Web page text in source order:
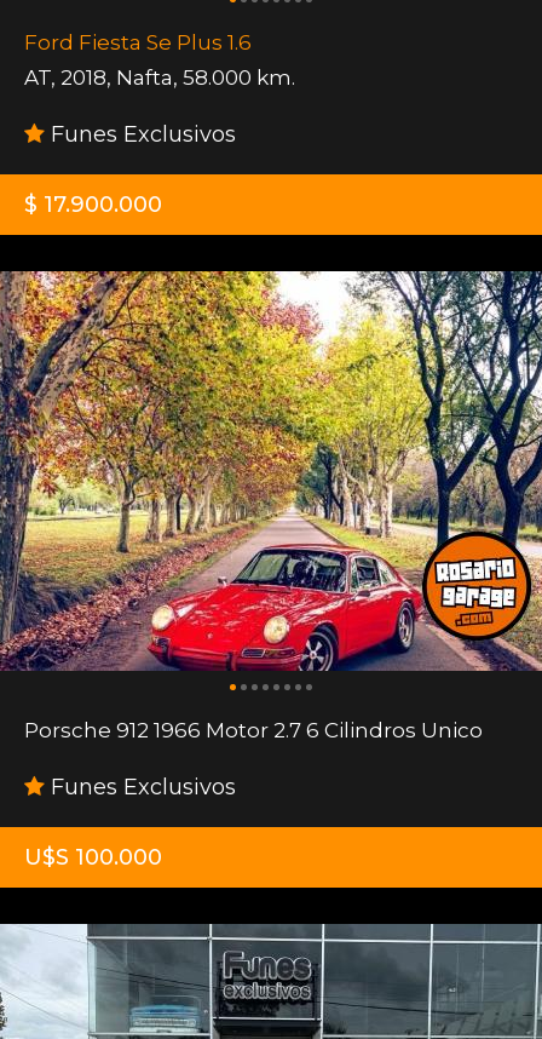
Ford Fiesta Se Plus 1.6
AT, 2018, Nafta, 58.000 km.
Funes Exclusivos
$ 17.900.000
Porsche 912 1966 Motor 2.7 6 Cilindros Unico
Funes Exclusivos
U$S 100.000